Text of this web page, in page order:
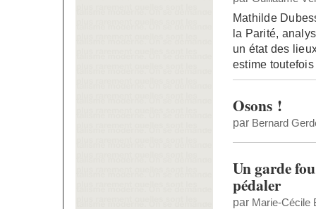
Mathilde
la Parité,
un état des
estime
Osons !
par Bernard
Un garde
pédaler
par Marie-Cécile